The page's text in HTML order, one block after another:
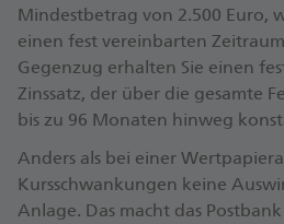
Mindestbetrag von 2.500 Euro,
einen fest vereinbarten
Gegenzug erhalten Sie einen
Zinssatz, der über die gesamte
bis zu 96 Monaten hinweg
Anders als bei einer
Kursschwankungen keine
Anlage. Das macht das